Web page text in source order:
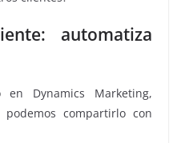
automatiza
en Dynamics Marketing,
compartirlo con